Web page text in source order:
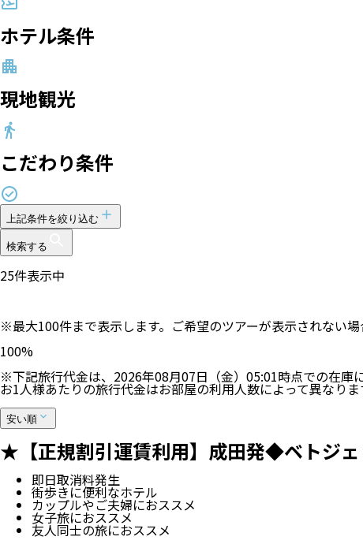
ホテル条件
現地観光
こだわり条件
上記条件を絞り込む
検索する
25件表示中
※最大100件まで表示します。ご希望のツアーが表示されない場
100%
※下記旅行代金は、 2026年08月07日（金）05:01時点での在庫
お1人様あたりの旅行代金はお部屋の利用人数によって異なり
安い順
★【正規割引運賃利用】成田発◆ベトジ
即日取消料発生
街歩きに便利なホテル
カップルやご夫婦におススメ
女子旅におススメ
友人同士の旅におススメ